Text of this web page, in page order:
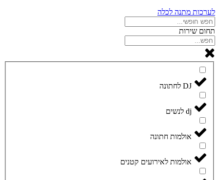
לערכות מתנה לכלה
תחום שירות
DJ לחתונה
dj לנשים
אולמות חתונה
אולמות לאירועים קטנים